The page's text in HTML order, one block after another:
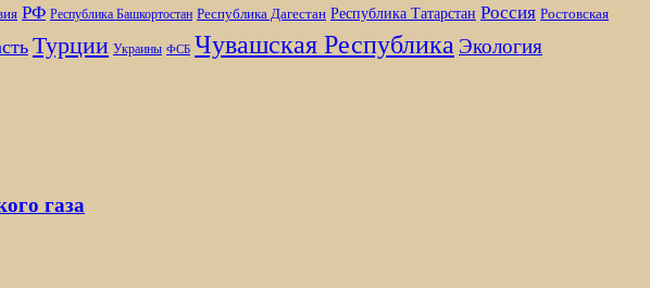
РФ Республика Башкортостан Республика Дагестан Республика Татарстан Россия Ростовская
Турции Украины ФСБ Чувашская Республика Экология
газа